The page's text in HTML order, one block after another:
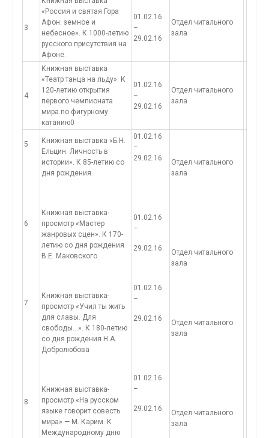
3
«Россия и святая Гора
Афон: земное и
небесное». К 1000-летию
русского присутствия на
Афоне.
01.02.16
–
29.02.16
Отдел читального
зала
4
Книжная выставка
«Театр танца на льду». К
120-летию открытия
первого чемпионата
мира по фигурному
катанию0
01.02.16
–
29.02.16
Отдел читального
зала
5
6
7
8
Книжная выставка «Б.Н.
Ельцин. Личность в
истории». К 85-летию со
дня рождения.
Книжная выставка-
просмотр «Мастер
жанровых сцен». К 170-
летию со дня рождения
В.Е. Маковского
Книжная выставка-
просмотр «Учил ты жить
для славы. Для
свободы…». К 180-летию
со дня рождения Н.А.
Добролюбова
Книжная выставка-
просмотр «На русском
языке говорит совесть
мира» — М. Карим. К
Международному дню
01.02.16
–
29.02.16
01.02.16
–
29.02.16
01.02.16
–
29.02.16
01.02.16
–
29.02.16
Отдел читального
зала
Отдел читального
зала
Отдел читального
зала
Отдел читального
зала